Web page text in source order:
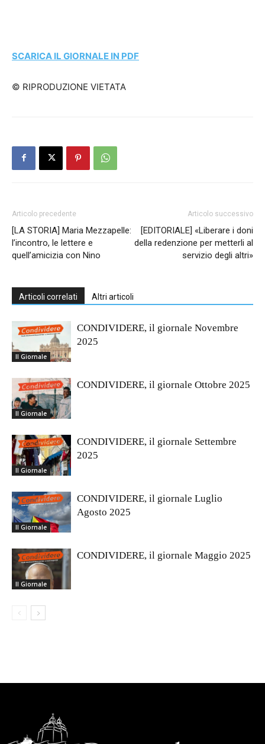
SCARICA IL GIORNALE IN PDF
© RIPRODUZIONE VIETATA
Articolo precedente
[LA STORIA] Maria Mezzapelle:
l’incontro, le lettere e
quell’amicizia con Nino
Articolo successivo
[EDITORIALE] «Liberare i doni
della redenzione per metterli al
servizio degli altri»
Articoli correlati Altri articoli
Il Giornale
CONDIVIDERE, il giornale Novembre
2025
Il Giornale
CONDIVIDERE, il giornale Ottobre 2025
Il Giornale
CONDIVIDERE, il giornale Settembre
2025
Il Giornale
CONDIVIDERE, il giornale Luglio
Agosto 2025
Il Giornale
CONDIVIDERE, il giornale Maggio 2025